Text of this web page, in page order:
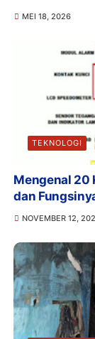
MEI 18, 2026
TEKNOLOGI
Mengenal 20
dan
NOVEMBER 12,